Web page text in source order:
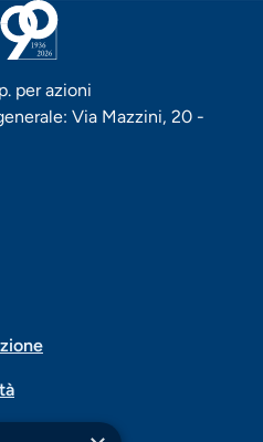
per azioni
Via Mazzini, 20 -